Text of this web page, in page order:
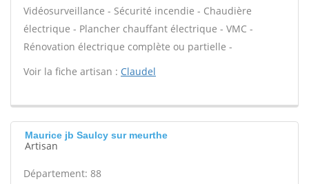
Vidéosurveillance - Sécurité incendie - Chaudière
électrique - Plancher chauffant électrique - VMC -
Rénovation électrique complète ou partielle -
Voir la fiche artisan : Claudel
Maurice jb Saulcy sur meurthe
Artisan
Département: 88